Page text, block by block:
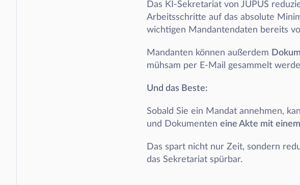
Das KI-Sekretariat von JUPUS
Arbeitsschritte auf das absolute
wichtigen Mandantendaten bereits
Mandanten können außerdem
mühsam per E-Mail gesammelt
Und das Beste:
Sobald Sie ein Mandat annehmen,
und Dokumenten eine Akte mit
Das spart nicht nur Zeit, sondern
das Sekretariat spürbar.